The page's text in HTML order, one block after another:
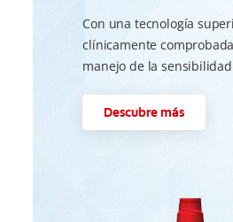
Con una tecnología
clínicamente
manejo de la
Descubre más